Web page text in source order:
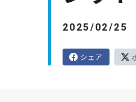
2025/02/25
シェア